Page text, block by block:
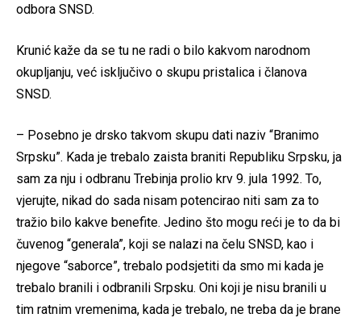
odbora SNSD.
Krunić kaže da se tu ne radi o bilo kakvom narodnom
okupljanju, već isključivo o skupu pristalica i članova
SNSD.
– Posebno je drsko takvom skupu dati naziv “Branimo
Srpsku”. Kada je trebalo zaista braniti Republiku Srpsku, ja
sam za nju i odbranu Trebinja prolio krv 9. jula 1992. To,
vjerujte, nikad do sada nisam potencirao niti sam za to
tražio bilo kakve benefite. Jedino što mogu reći je to da bi
čuvenog “generala”, koji se nalazi na čelu SNSD, kao i
njegove “saborce”, trebalo podsjetiti da smo mi kada je
trebalo branili i odbranili Srpsku. Oni koji je nisu branili u
tim ratnim vremenima, kada je trebalo, ne treba da je brane